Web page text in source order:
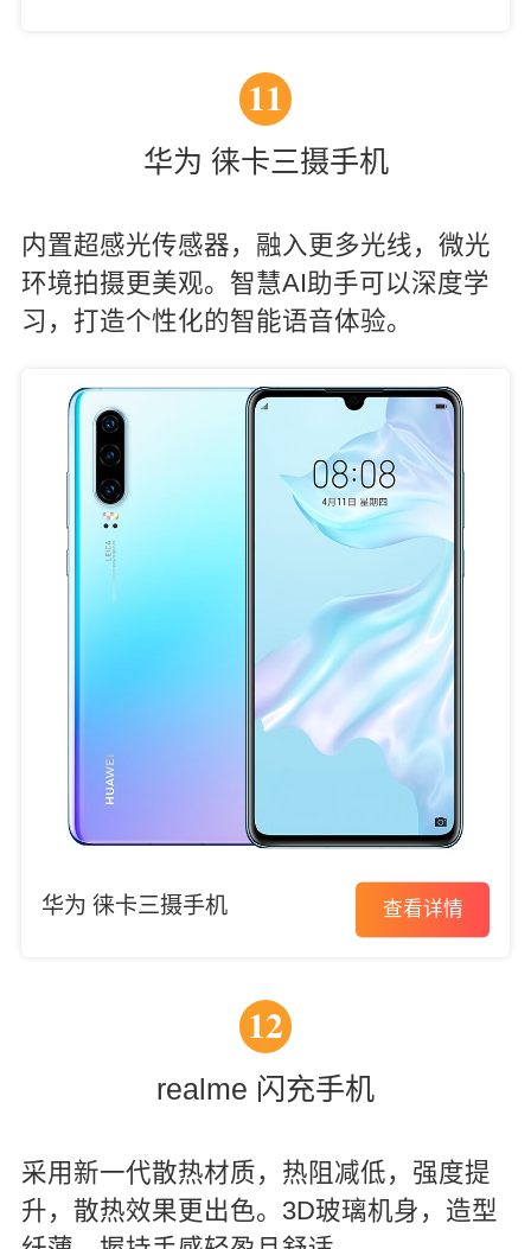
11
华为 徕卡三摄手机
内置超感光传感器，融入更多光线，微光
环境拍摄更美观。智慧AI助手可以深度学
习，打造个性化的智能语音体验。
华为 徕卡三摄手机 查看详情
12
realme 闪充手机
采用新一代散热材质，热阻减低，强度提
升，散热效果更出色。3D玻璃机身，造型